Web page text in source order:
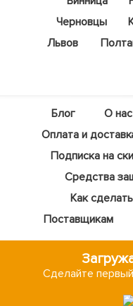
Черновцы
Львов
Блог О нас
Оплата и
Подписка на
Средства
Как
Поставщикам
Сделайте